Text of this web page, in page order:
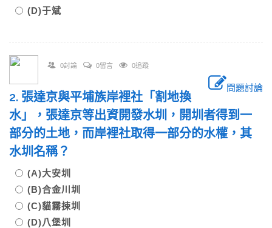
(D)于斌
0討論 0留言 0追蹤
問題討論
2. 張達京與平埔族岸裡社「割地換
水」，張達京等出資開發水圳，開圳者得到一
部分的土地，而岸裡社取得一部分的水權，其
水圳名稱？
(A)大安圳
(B)合金川圳
(C)貓霧捒圳
(D)八堡圳